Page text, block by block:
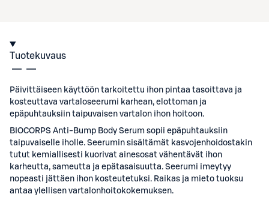
Tuotekuvaus
Päivittäiseen käyttöön tarkoitettu ihon pintaa tasoittava ja
kosteuttava vartaloseerumi karhean, elottoman ja
epäpuhtauksiin taipuvaisen vartalon ihon hoitoon.
BIOCORPS Anti-Bump Body Serum sopii epäpuhtauksiin
taipuvaiselle iholle. Seerumin sisältämät kasvojenhoidostakin
tutut kemiallisesti kuorivat ainesosat vähentävät ihon
karheutta, sameutta ja epätasaisuutta. Seerumi imeytyy
nopeasti jättäen ihon kosteutetuksi. Raikas ja mieto tuoksu
antaa ylellisen vartalonhoitokokemuksen.